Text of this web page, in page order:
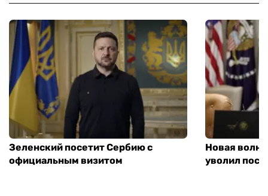
Зеленский посетит Сербию с
официальным визитом
Новая
уволил